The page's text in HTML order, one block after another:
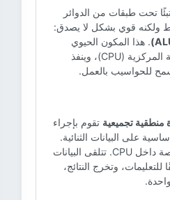
تحت طبقات من الدوائر
ولكنه قوي بشكل لا يصدق:
. هذا المكون الحيوي
يعمل كدماغ وحدة المعالجة المركزية (CPU)، وينفذ
للحواسيب بالعمل.
منطقية تجميعية تقوم بإجراء
على البيانات الثنائية.
اعتبرها كآلة حاسبة متخصصة داخل CPU. تتلقى البيانات
وتخرج النتائج،